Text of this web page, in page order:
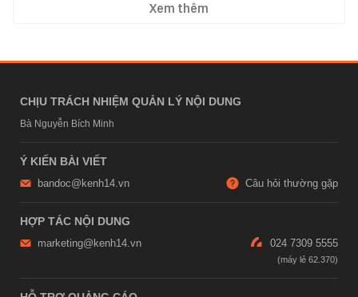
Xem thêm
CHỊU TRÁCH NHIỆM QUẢN LÝ NỘI DUNG
Bà Nguyễn Bích Minh
Ý KIẾN BÀI VIẾT
bandoc@kenh14.vn Câu hỏi thường gặp
HỢP TÁC NỘI DUNG
marketing@kenh14.vn 024 7309 5555